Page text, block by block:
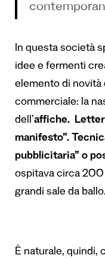
In questa società
idee e fermenti
elemento di novità
commerciale: la
dell’affiche.
manifesto”.
pubblicitaria” o
ospitava circa 200
grandi sale da ballo.
È naturale, quindi,